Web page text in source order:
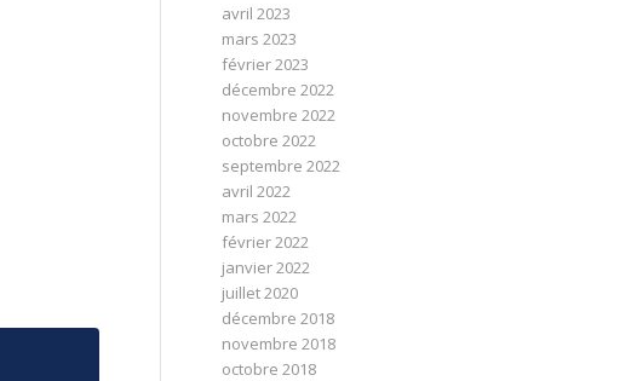
avril 2023
mars 2023
février 2023
décembre 2022
novembre 2022
octobre 2022
septembre 2022
avril 2022
mars 2022
février 2022
janvier 2022
juillet 2020
décembre 2018
novembre 2018
octobre 2018